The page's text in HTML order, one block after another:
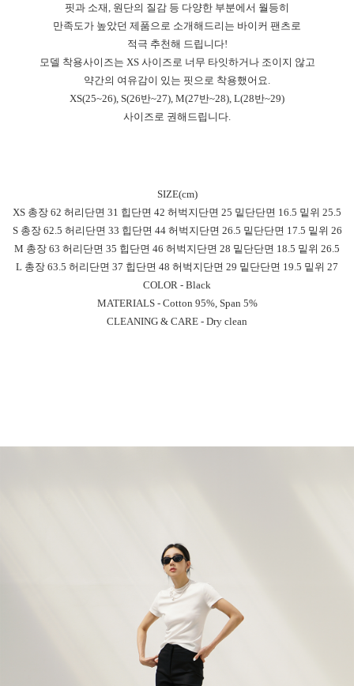
핏과 소재, 원단의 질감 등 다양한 부분에서 월등히
만족도가 높았던 제품으로 소개해드리는 바이커 팬츠로
적극 추천해 드립니다!
모델 착용사이즈는 XS 사이즈로 너무 타잇하거나 조이지 않고
약간의 여유감이 있는 핏으로 착용했어요.
XS(25~26), S(26반~27), M(27반~28), L(28반~29)
사이즈로 권해드립니다.
SIZE(cm)
XS 총장 62 허리단면 31 힙단면 42 허벅지단면 25 밑단단면 16.5 밑위 25.5
S 총장 62.5 허리단면 33 힙단면 44 허벅지단면 26.5 밑단단면 17.5 밑위 26
M 총장 63 허리단면 35 힙단면 46 허벅지단면 28 밑단단면 18.5 밑위 26.5
L 총장 63.5 허리단면 37 힙단면 48 허벅지단면 29 밑단단면 19.5 밑위 27
COLOR - Black
MATERIALS - Cotton 95%, Span 5%
CLEANING & CARE - Dry clean